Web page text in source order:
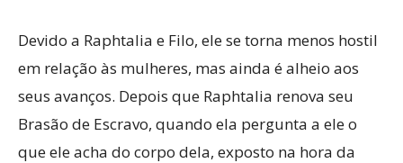
Devido a Raphtalia e Filo, ele se torna menos hostil
em relação às mulheres, mas ainda é alheio aos
seus avanços. Depois que Raphtalia renova seu
Brasão de Escravo, quando ela pergunta a ele o
que ele acha do corpo dela, exposto na hora da